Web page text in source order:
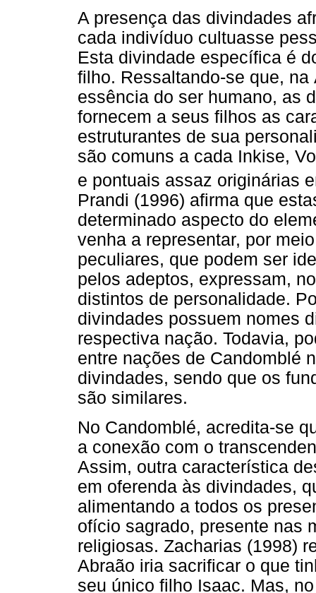
A presença das divindades
cada indivíduo cultuasse
Esta divindade específica é
filho. Ressaltando-se que,
essência do ser humano, as
fornecem a seus filhos as
estruturantes de sua
são comuns a cada Inkise,
e pontuais assaz originárias
Prandi (1996) afirma que
determinado aspecto do
venha a representar, por
peculiares, que podem ser
pelos adeptos, expressam,
distintos de personalidade.
divindades possuem nomes
respectiva nação. Todavia,
entre nações de Candomblé
divindades, sendo que os
são similares.
No Candomblé, acredita-se
a conexão com o
Assim, outra característica
em oferenda às divindades,
alimentando a todos os
ofício sagrado, presente nas
religiosas. Zacharias (1998)
Abraão iria sacrificar o que
seu único filho Isaac. Mas,